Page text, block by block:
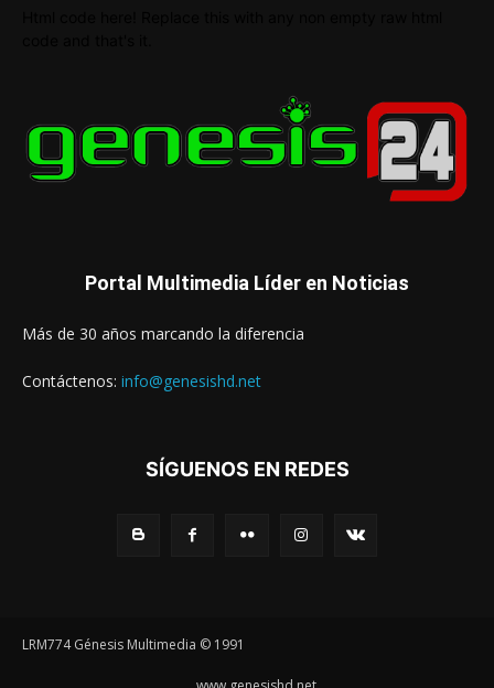
Portal Multimedia Líder en Noticias
Más de 30 años marcando la diferencia
Contáctenos: info@genesishd.net
SÍGUENOS EN REDES
LRM774 Génesis Multimedia © 1991